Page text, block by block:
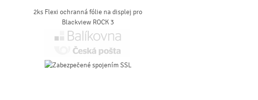
2ks Flexi ochranná fólie na displej pro
Blackview ROCK 3